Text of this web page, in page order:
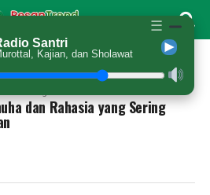
"muamalah"
dan Rahasia yang Sering
☰
Santri
Kajian, dan Sholawat